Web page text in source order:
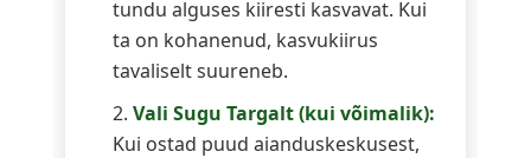
tundu alguses kiiresti kasvavat. Kui
ta on kohanenud, kasvukiirus
tavaliselt suureneb.
Vali Sugu Targalt (kui võimalik):
Kui ostad puud aianduskeskusest,